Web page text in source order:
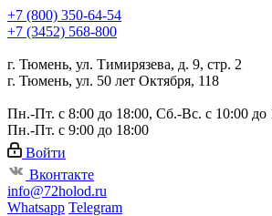
+7 (800) 350-64-54
+7 (3452) 568-800
г. Тюмень, ул. Тимирязева, д. 9, стр. 2
г. Тюмень, ул. 50 лет Октября, 118
Пн.-Пт. с 8:00 до 18:00, Сб.-Вс. с 10:00 до
Пн.-Пт. с 9:00 до 18:00
Войти
Вконтакте
info@72holod.ru
Whatsapp Telegram